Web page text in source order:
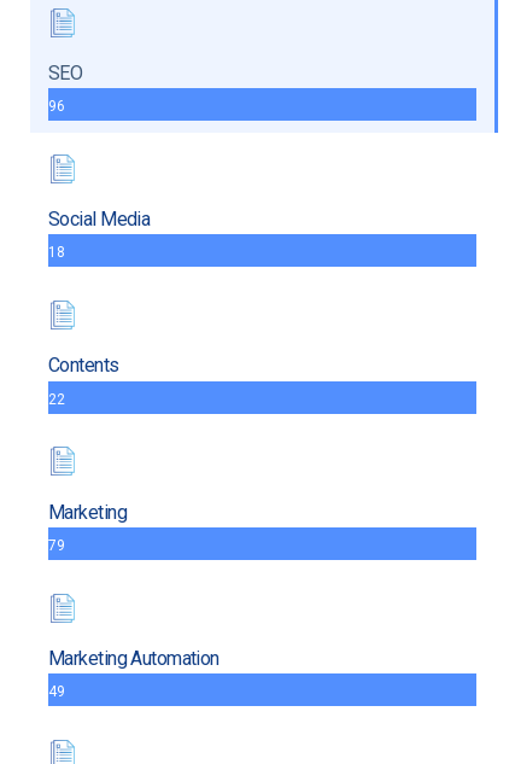
SEO
96
Social Media
18
Contents
22
Marketing
79
Marketing Automation
49